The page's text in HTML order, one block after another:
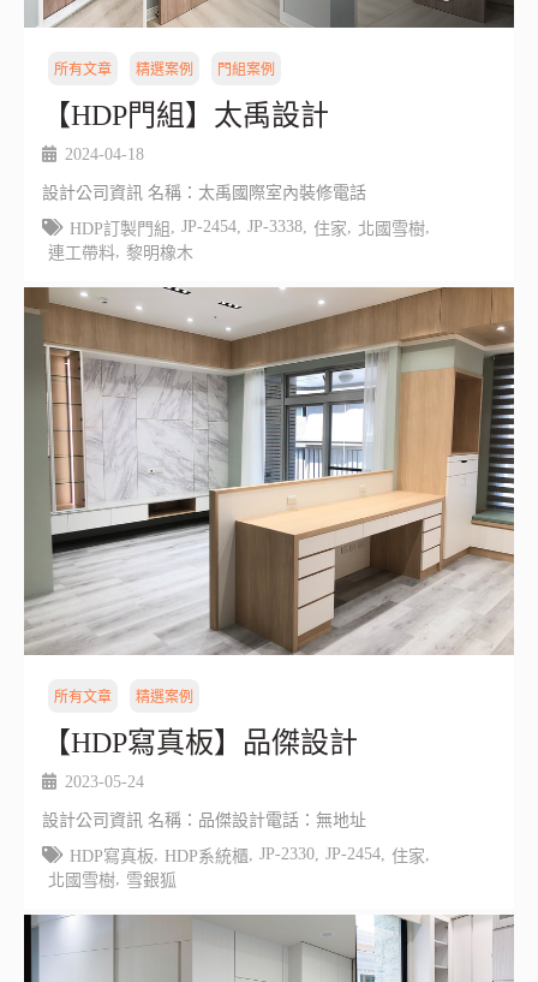
所有文章 精選案例 門組案例
【HDP門組】太禹設計
2024-04-18
設計公司資訊 名稱：太禹國際室內裝修電話
HDP訂製門組
JP-2454, JP-3338, 住家 北國雪樹,
連工帶料 黎明橡木
所有文章 精選案例
【HDP寫真板】品傑設計
2023-05-24
設計公司資訊 名稱：品傑設計電話：無地址
HDP寫真板
HDP系統櫃, JP-2330, JP-2454, 住家
北國雪樹
雪銀狐